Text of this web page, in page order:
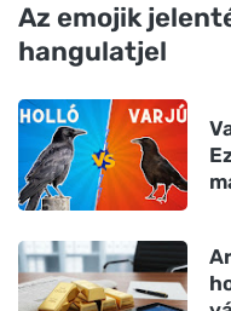
Az emojik
hangulatjel